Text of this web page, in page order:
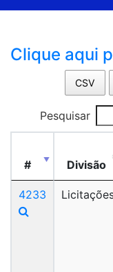
Clique aqui
CSV
Pesquisar
# Divisão
4233